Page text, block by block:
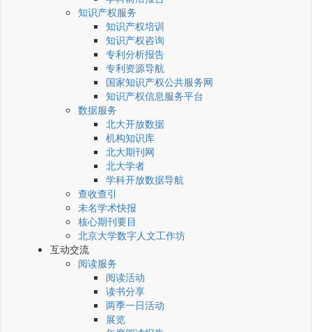
知识产权服务
知识产权培训
知识产权咨询
专利分析报告
专利资源导航
国家知识产权公共服务网
知识产权信息服务平台
数据服务
北大开放数据
机构知识库
北大期刊网
北大学者
学科开放数据导航
查收查引
未名学术快报
核心期刊要目
北京大学数字人文工作坊
互动交流
阅读服务
阅读活动
读书分享
两季一日活动
展览